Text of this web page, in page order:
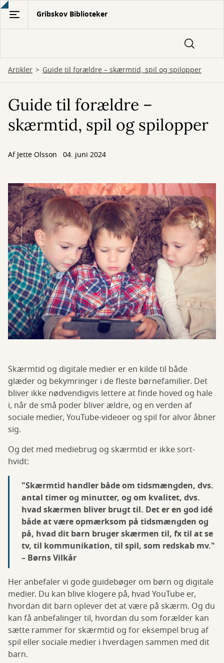
Gå
hovedindhold
Gribskov Biblioteker
Artikler Guide til forældre – skærmtid, spil og spilopper
Guide til forældre –
skærmtid, spil og spilopper
AfJette Olsson 04. juni 2024
Skærmtid og digitale medier er en kilde til både
glæder og bekymringer i de fleste børnefamilier. Det
bliver ikke nødvendigvis lettere at finde hoved og hale
i, når de små poder bliver ældre, og en verden af
sociale medier, YouTube-videoer og spil for alvor åbner
sig.
Og det med mediebrug og skærmtid er ikke sort-
hvidt:
"Skærmtid handler både om tidsmængden, dvs.
antal timer og minutter, og om kvalitet, dvs.
hvad skærmen bliver brugt til. Det er en god idé
både at være opmærksom på tidsmængden og
på, hvad dit barn bruger skærmen til, fx til at se
tv, til kommunikation, til spil, som redskab mv."
– Børns Vilkår
Her anbefaler vi gode guidebøger om børn og digitale
medier. Du kan blive klogere på, hvad YouTube er,
hvordan dit barn oplever det at være på skærm. Og du
kan få anbefalinger til, hvordan du som forælder kan
sætte rammer for skærmtid og for eksempel brug af
spil eller sociale medier i hverdagen sammen med dit
barn.